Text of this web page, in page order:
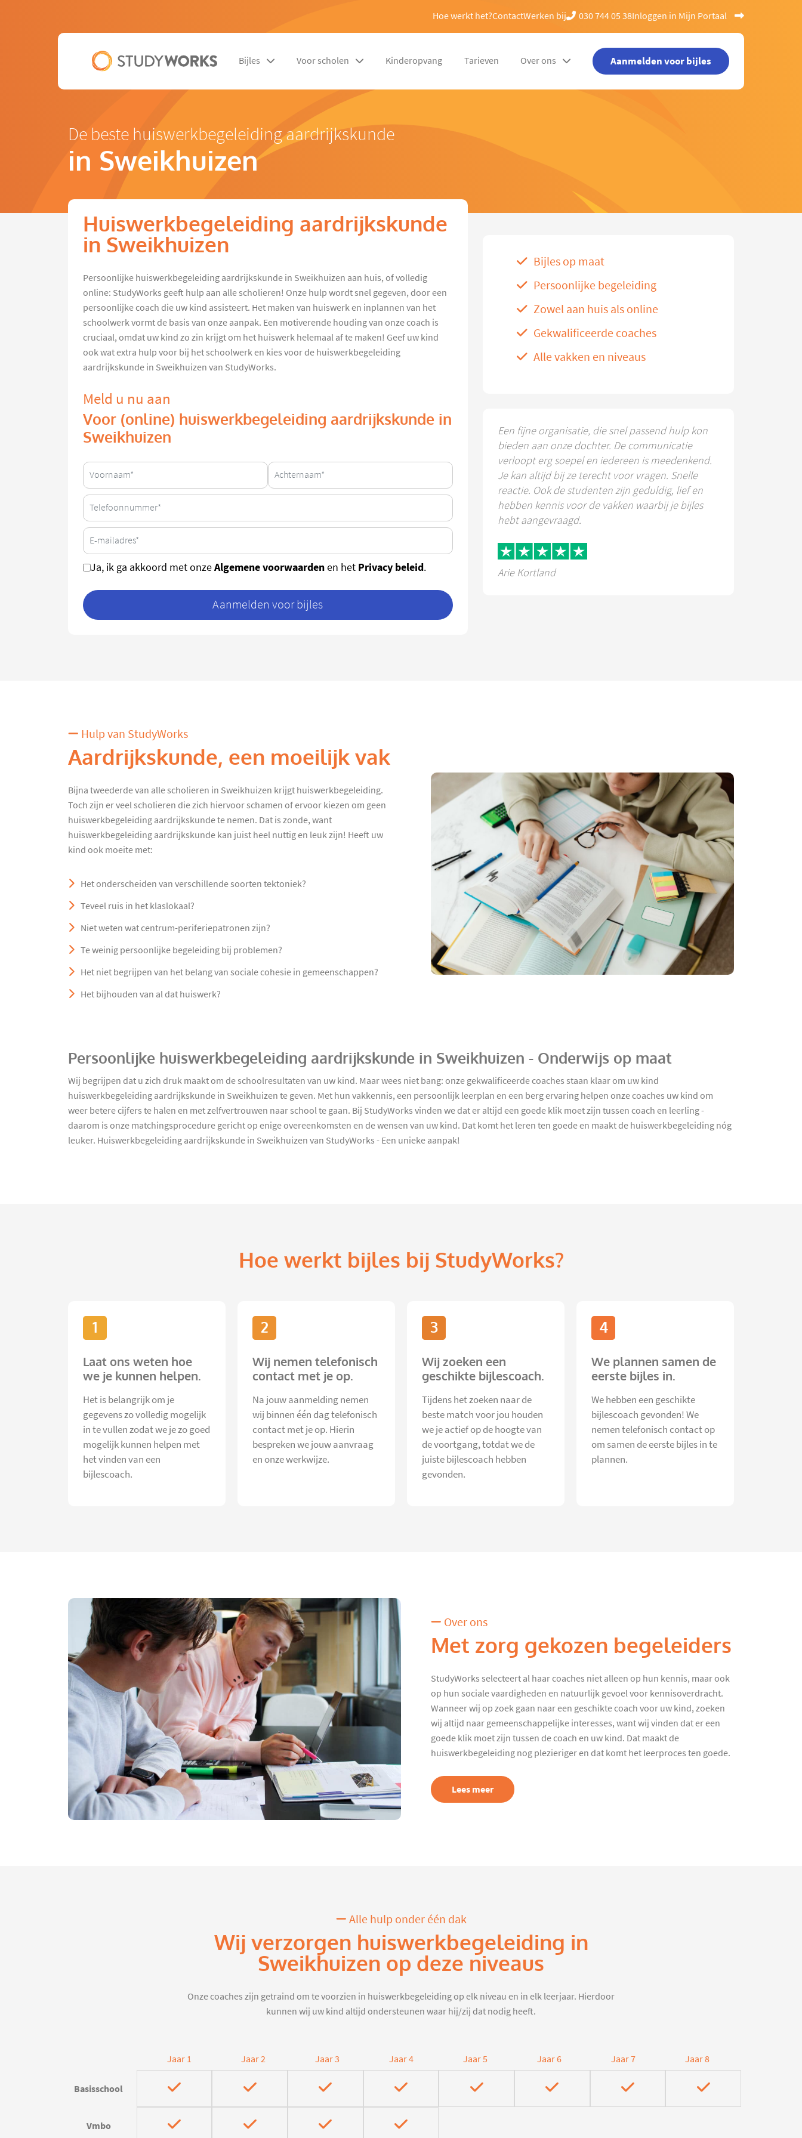
Hoe werkt het?ContactWerken bij 030 744 05 38Inloggen in Mijn Portaal
Bijles Voor scholen Kinderopvang Tarieven Over ons Aanmelden voor bijles
De beste huiswerkbegeleiding aardrijkskunde
in Sweikhuizen
Huiswerkbegeleiding aardrijkskunde
in Sweikhuizen
Persoonlijke huiswerkbegeleiding aardrijkskunde in Sweikhuizen aan huis, of volledig
online: StudyWorks geeft hulp aan alle scholieren! Onze hulp wordt snel gegeven, door een
persoonlijke coach die uw kind assisteert. Het maken van huiswerk en inplannen van het
schoolwerk vormt de basis van onze aanpak. Een motiverende houding van onze coach is
cruciaal, omdat uw kind zo zin krijgt om het huiswerk helemaal af te maken! Geef uw kind
ook wat extra hulp voor bij het schoolwerk en kies voor de huiswerkbegeleiding
aardrijkskunde in Sweikhuizen van StudyWorks.
Meld u nu aan
Voor (online) huiswerkbegeleiding aardrijkskunde in
Sweikhuizen
Ja, ik ga akkoord met onzeAlgemene voorwaardenen het Privacy beleid.
Aanmelden voor bijles
Bijles op maat
Persoonlijke begeleiding
Zowel aan huis als online
Gekwalificeerde coaches
Alle vakken en niveaus
Een fijne organisatie, die snel passend hulp kon
bieden aan onze dochter. De communicatie
verloopt erg soepel en iedereen is meedenkend.
Je kan altijd bij ze terecht voor vragen. Snelle
reactie. Ook de studenten zijn geduldig, lief en
hebben kennis voor de vakken waarbij je bijles
hebt aangevraagd.
Arie Kortland
Hulp van StudyWorks
Aardrijkskunde, een moeilijk vak
Bijna tweederde van alle scholieren in Sweikhuizen krijgt huiswerkbegeleiding.
Toch zijn er veel scholieren die zich hiervoor schamen of ervoor kiezen om geen
huiswerkbegeleiding aardrijkskunde te nemen. Dat is zonde, want
huiswerkbegeleiding aardrijkskunde kan juist heel nuttig en leuk zijn! Heeft uw
kind ook moeite met:
Het onderscheiden van verschillende soorten tektoniek?
Teveel ruis in het klaslokaal?
Niet weten wat centrum-periferiepatronen zijn?
Te weinig persoonlijke begeleiding bij problemen?
Het niet begrijpen van het belang van sociale cohesie in gemeenschappen?
Het bijhouden van al dat huiswerk?
Persoonlijke huiswerkbegeleiding aardrijkskunde in Sweikhuizen - Onderwijs op maat
Wij begrijpen dat u zich druk maakt om de schoolresultaten van uw kind. Maar wees niet bang: onze gekwalificeerde coaches staan klaar om uw kind
huiswerkbegeleiding aardrijkskunde in Sweikhuizen te geven. Met hun vakkennis, een persoonlijk leerplan en een berg ervaring helpen onze coaches uw kind om
weer betere cijfers te halen en met zelfvertrouwen naar school te gaan. Bij StudyWorks vinden we dat er altijd een goede klik moet zijn tussen coach en leerling -
daarom is onze matchingsprocedure gericht op enige overeenkomsten en de wensen van uw kind. Dat komt het leren ten goede en maakt de huiswerkbegeleiding nóg
leuker. Huiswerkbegeleiding aardrijkskunde in Sweikhuizen van StudyWorks - Een unieke aanpak!
Hoe werkt bijles bij StudyWorks?
1
Laat ons weten hoe
we je kunnen helpen.
Het is belangrijk om je
gegevens zo volledig mogelijk
in te vullen zodat we je zo goed
mogelijk kunnen helpen met
het vinden van een
bijlescoach.
2
Wij nemen telefonisch
contact met je op.
Na jouw aanmelding nemen
wij binnen één dag telefonisch
contact met je op. Hierin
bespreken we jouw aanvraag
en onze werkwijze.
3
Wij zoeken een
geschikte bijlescoach.
Tijdens het zoeken naar de
beste match voor jou houden
we je actief op de hoogte van
de voortgang, totdat we de
juiste bijlescoach hebben
gevonden.
4
We plannen samen de
eerste bijles in.
We hebben een geschikte
bijlescoach gevonden! We
nemen telefonisch contact op
om samen de eerste bijles in te
plannen.
Over ons
Met zorg gekozen begeleiders
StudyWorks selecteert al haar coaches niet alleen op hun kennis, maar ook
op hun sociale vaardigheden en natuurlijk gevoel voor kennisoverdracht.
Wanneer wij op zoek gaan naar een geschikte coach voor uw kind, zoeken
wij altijd naar gemeenschappelijke interesses, want wij vinden dat er een
goede klik moet zijn tussen de coach en uw kind. Dat maakt de
huiswerkbegeleiding nog plezieriger en dat komt het leerproces ten goede.
Lees meer
Alle hulp onder één dak
Wij verzorgen huiswerkbegeleiding in
Sweikhuizen op deze niveaus
Onze coaches zijn getraind om te voorzien in huiswerkbegeleiding op elk niveau en in elk leerjaar. Hierdoor
kunnen wij uw kind altijd ondersteunen waar hij/zij dat nodig heeft.
Jaar 1 Jaar 2 Jaar 3 Jaar 4 Jaar 5 Jaar 6 Jaar 7 Jaar 8
Basisschool
Vmbo